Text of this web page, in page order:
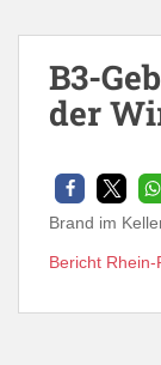
B3-
der
Brand im
Bericht Rhein-